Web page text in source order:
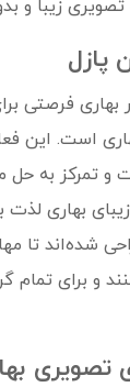
زیبا و
پازل
بهاری فرصتی
است. این
و تمرکز به حل
بهاری لذت
شده‌اند تا
و برای
تصویری